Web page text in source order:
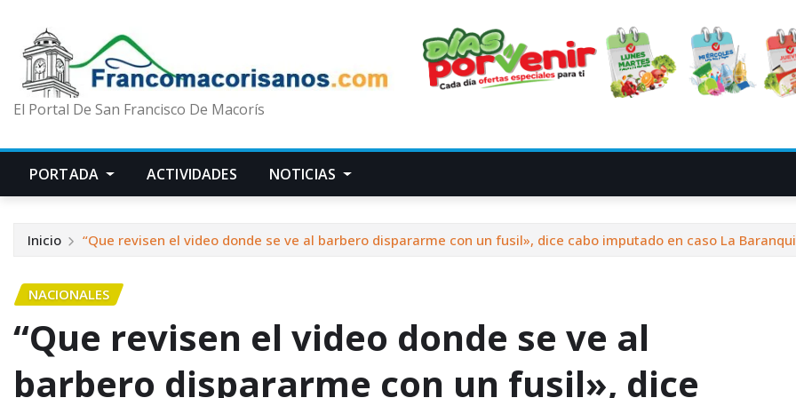
El Portal De San Francisco De Macorís
PORTADA ACTIVIDADES NOTICIAS
Inicio “Que revisen el video donde se ve al barbero dispararme con un fusil», dice cabo imputado en caso La
NACIONALES
“Que revisen el video donde se ve al
barbero dispararme con un fusil», dice